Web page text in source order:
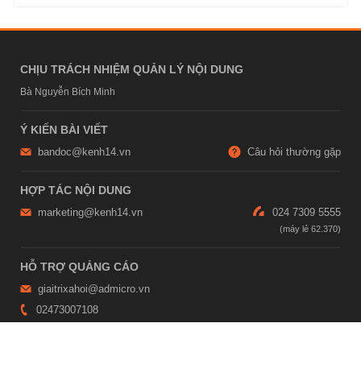
CHỊU TRÁCH NHIỆM QUẢN LÝ NỘI DUNG
Bà Nguyễn Bích Minh
Ý KIẾN BÀI VIẾT
bandoc@kenh14.vn Câu hỏi thường gặp
HỢP TÁC NỘI DUNG
marketing@kenh14.vn 024 7309 5555
HỖ TRỢ QUẢNG CÁO
giaitrixahoi@admicro.vn
02473007108